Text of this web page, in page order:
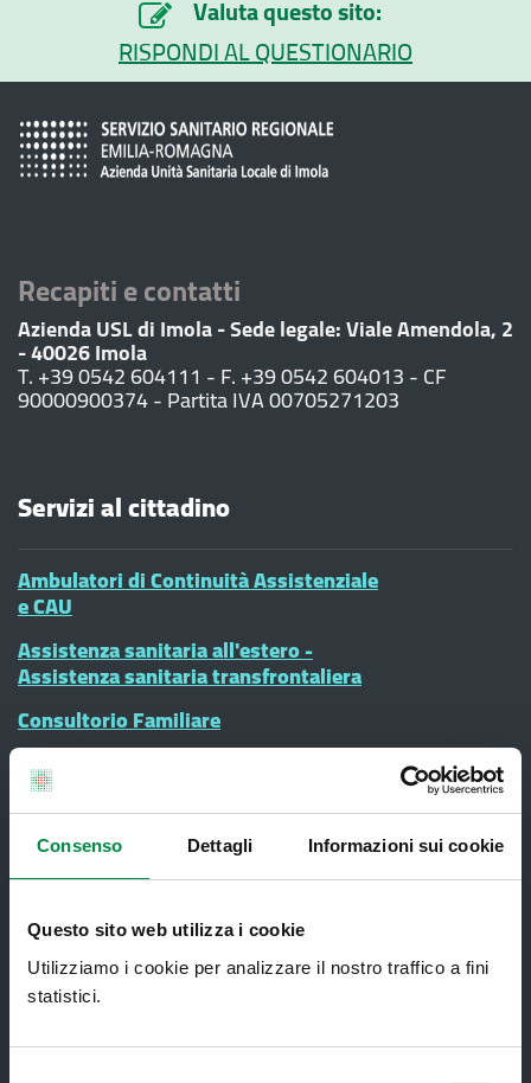
Consenso Dettagli Informazioni sui cookie
Questo sito web utilizza i cookie
Utilizziamo i cookie per analizzare il nostro traffico a fini
statistici.
Valuta questo sito:
RISPONDI AL QUESTIONARIO
Recapiti e contatti
Azienda USL di Imola - Sede legale: Viale Amendola, 2
- 40026 Imola
T. +39 0542 604111 - F. +39 0542 604013 - CF
90000900374 - Partita IVA 00705271203
Servizi al cittadino
Ambulatori di Continuità Assistenziale
e CAU
Assistenza sanitaria all'estero -
Assistenza sanitaria transfrontaliera
Consultorio Familiare
Direzione Assistenza Farmaceutica
Finanziamenti
Lauree Professioni Sanitarie
Nucleo di Cure Primarie (NCP)
Punto Unico di Accesso integrato
sanitario e sociale (PUA)
Ritiro Referti